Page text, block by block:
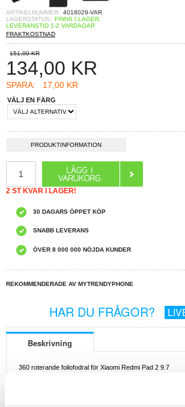
ARTIKELNUMMER: 4018029-VAR
LAGERSTATUS: FINNS I LAGER.
LEVERANSTID 1-2 VARDAGAR
FRAKTKOSTNAD
151,00 KR
134,00 KR
SPARA: 17,00 KR
VÄLJ EN FÄRG
PRODUKTINFORMATION
2 ST KVAR I LAGER!
30 DAGARS ÖPPET KÖP
SNABB LEVERANS
ÖVER 8 000 000 NÖJDA KUNDER
REKOMMENDERADE AV MYTRENDYPHONE
HAR DU FRÅGOR?
Beskrivning
360 roterande foliofodral för Xiaomi Redmi Pad 2 9.7
Skydda och förbättra din Xiaomi Redmi Pad 2 9.7 med
med roterande stativ. Ett tåligt PC-skal kombineras med
litchitextur för att skydda din Xiaomi Redmi Pad 2 9.7